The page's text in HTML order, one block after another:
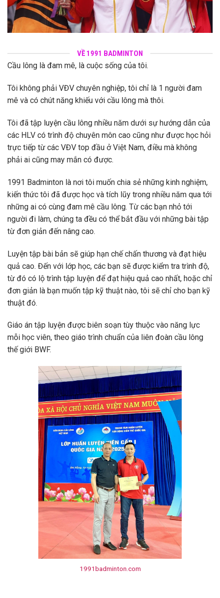
VỀ 1991 BADMINTON
Cầu lông là đam mê, là cuộc sống của tôi.
Tôi không phải VĐV chuyên nghiệp, tôi chỉ là 1 người đam
mê và có chút năng khiếu với cầu lông mà thôi.
Tôi đã tập luyện cầu lông nhiều năm dưới sự hướng dẫn của
các HLV có trình độ chuyên môn cao cũng như được học hỏi
trực tiếp từ các VĐV top đầu ở Việt Nam, điều mà không
phải ai cũng may mắn có được.
1991 Badminton là nơi tôi muốn chia sẻ những kinh nghiệm,
kiến thức tôi đã được học và tích lũy trong nhiều năm qua tới
những ai có cùng đam mê cầu lông. Từ các bạn nhỏ tới
người đi làm, chúng ta đều có thể bắt đầu với những bài tập
từ đơn giản đến nâng cao.
Luyện tập bài bản sẽ giúp hạn chế chấn thương và đạt hiệu
quả cao. Đến với lớp học, các bạn sẽ được kiểm tra trình độ,
từ đó có lộ trình tập luyện để đạt hiệu quả cao nhất, hoặc chỉ
đơn giản là bạn muốn tập kỹ thuật nào, tôi sẽ chỉ cho bạn kỹ
thuật đó.
Giáo án tập luyện được biên soạn tùy thuộc vào năng lực
mỗi học viên, theo giáo trình chuẩn của liên đoàn cầu lông
thế giới BWF.
1991badminton.com